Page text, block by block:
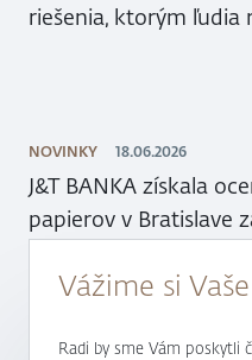
riešenia, ktorým ľudia
NOVINKY 18.06.2026
J&T BANKA získala
papierov v Bratislave
NOVINKY 12.05.2026
Vážime si
Radi by sme Vám poskytli